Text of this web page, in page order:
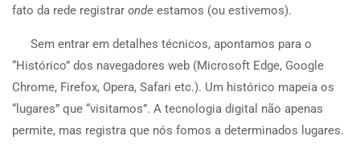
fato da rede registrar onde estamos (ou estivemos).
Sem entrar em detalhes técnicos, apontamos para o
“Histórico” dos navegadores web (Microsoft Edge, Google
Chrome, Firefox, Opera, Safari etc.). Um histórico mapeia os
“lugares” que “visitamos”. A tecnologia digital não apenas
permite, mas registra que nós fomos a determinados lugares.